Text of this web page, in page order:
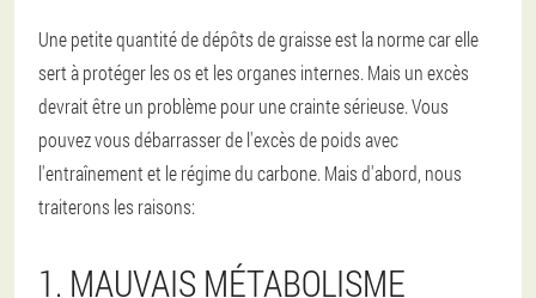
Une petite quantité de dépôts de graisse est la norme car elle
sert à protéger les os et les organes internes. Mais un excès
devrait être un problème pour une crainte sérieuse. Vous
pouvez vous débarrasser de l'excès de poids avec
l'entraînement et le régime du carbone. Mais d'abord, nous
traiterons les raisons:
1. MAUVAIS MÉTABOLISME